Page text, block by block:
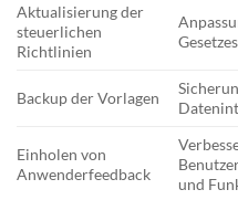
Aktualisierung der
steuerlichen
Richtlinien
Backup der Vorlagen
Einholen von
Anwenderfeedback
und